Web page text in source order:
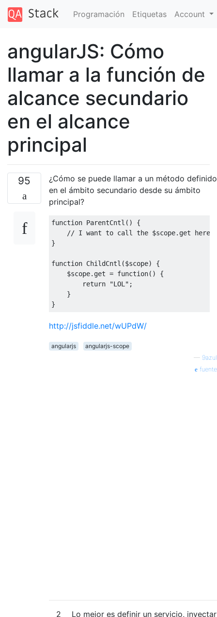
Programación Etiquetas Account
angularJS: Cómo
llamar a la función de
alcance secundario
en el alcance
principal
95
¿Cómo se puede llamar a un método definido
en el ámbito secundario desde su ámbito
principal?
function ParentCntl ()
{
// I want to call the $scope.get here
}
function ChildCntl ($scope)
{
    $scope
. get = function()
{
return
"LOL" ;
}
}
http://jsfiddle.net/wUPdW/
angularjs
angularjs-scope
— 9azul
fuente
2
Lo mejor es definir un servicio, inyectar